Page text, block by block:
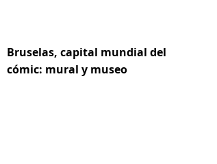
Bruselas, capital mundial del
cómic: mural y museo